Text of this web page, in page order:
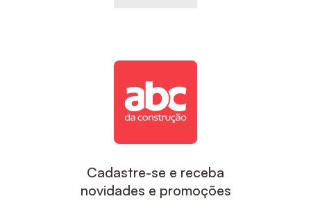
Cadastre-se e receba
novidades e promoções